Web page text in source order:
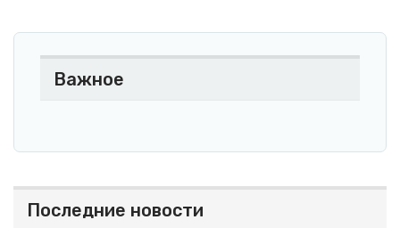
Важное
Последние новости